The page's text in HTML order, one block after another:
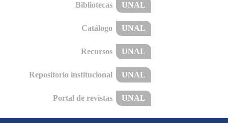
Bibliotecas UNAL
Catálogo UNAL
Recursos UNAL
Repositorio institucional UNAL
Portal de revistas UNAL